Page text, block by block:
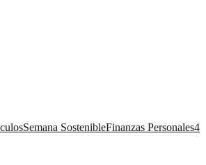
Semana SostenibleFinanzas Personales4